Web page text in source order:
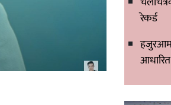
रेकर्ड